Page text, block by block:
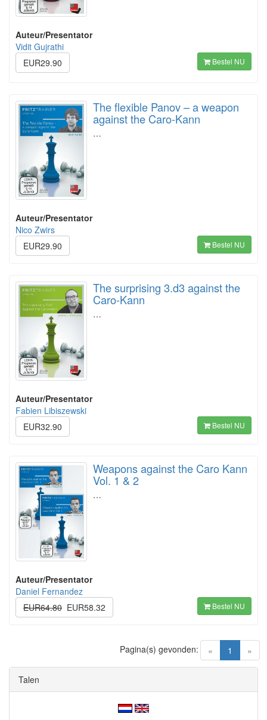
Auteur/Presentator
Vidit Gujrathi
EUR29.90
Bestel NU
The flexible Panov – a weapon
against the Caro-Kann
…
Auteur/Presentator
Nico Zwirs
EUR29.90
Bestel NU
The surprising 3.d3 against the
Caro-Kann
…
Auteur/Presentator
Fabien Libiszewski
EUR32.90
Bestel NU
Weapons against the Caro Kann
Vol. 1 & 2
…
Auteur/Presentator
Daniel Fernandez
EUR64.80 EUR58.32 Bestel NU
« 1 (current)
»
Pagina(s) gevonden:
Talen